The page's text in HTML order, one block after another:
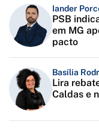
Iander
PSB
em MG
pacto
Basília
Lira
Caldas e